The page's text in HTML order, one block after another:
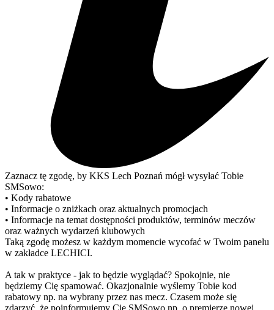
Zaznacz tę zgodę, by KKS Lech Poznań mógł wysyłać Tobie
SMSowo:
• Kody rabatowe
• Informacje o zniżkach oraz aktualnych promocjach
• Informacje na temat dostępności produktów, terminów meczów
oraz ważnych wydarzeń klubowych
Taką zgodę możesz w każdym momencie wycofać w Twoim panelu
w zakładce LECHICI.
A tak w praktyce - jak to będzie wyglądać? Spokojnie, nie
będziemy Cię spamować. Okazjonalnie wyślemy Tobie kod
rabatowy np. na wybrany przez nas mecz. Czasem może się
zdarzyć, że poinformujemy Cię SMSowo np. o premierze nowej